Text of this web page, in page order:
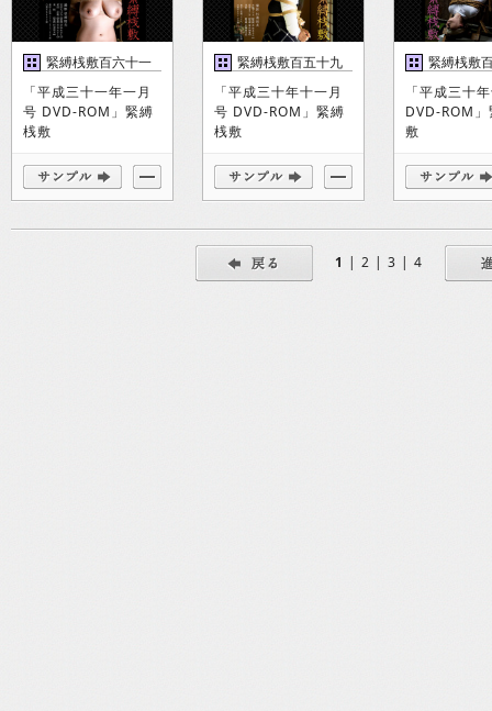
緊縛桟敷百六十一
巻
「平成三十一年一月
号 DVD-ROM」緊縛
桟敷
緊縛桟敷百五十九
巻
「平成三十年十一月
号 DVD-ROM」緊縛
桟敷
緊縛桟敷
巻
「平成三十
DVD-ROM
敷
1 | 2 | 3 | 4